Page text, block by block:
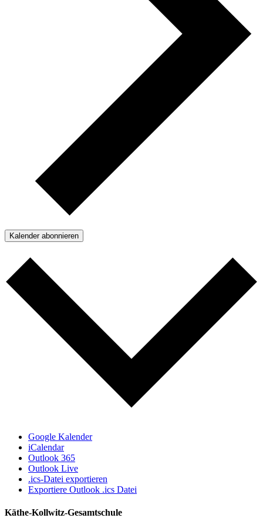
Kalender abonnieren
Google Kalender
iCalendar
Outlook 365
Outlook Live
.ics-Datei exportieren
Exportiere Outlook .ics Datei
Käthe-Kollwitz-Gesamtschule